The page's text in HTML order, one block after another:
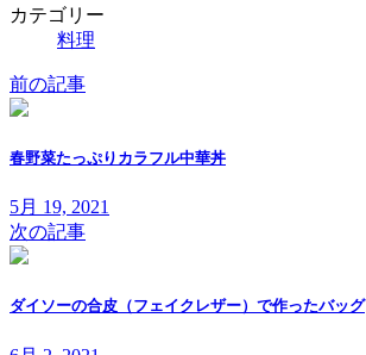
カテゴリー
料理
前の記事
春野菜たっぷりカラフル中華丼
5月 19, 2021
次の記事
ダイソーの合皮（フェイクレザー）で作ったバッグ